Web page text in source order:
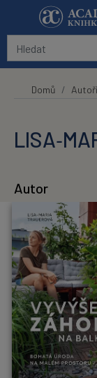
Přeskočit na hlavní
Domů Autoři
Autor